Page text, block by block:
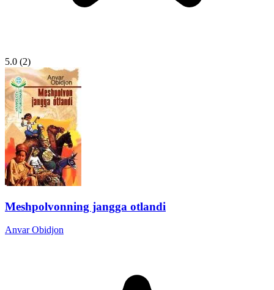
5.0 (2)
Meshpolvonning jangga otlandi
Anvar Obidjon